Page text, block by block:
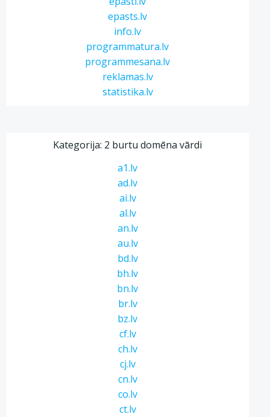
epasts.lv
info.lv
programmatura.lv
programmesana.lv
reklamas.lv
statistika.lv
Kategorija: 2 burtu domēna vārdi
a1.lv
ad.lv
ai.lv
al.lv
an.lv
au.lv
bd.lv
bh.lv
bn.lv
br.lv
bz.lv
cf.lv
ch.lv
cj.lv
cn.lv
co.lv
ct.lv